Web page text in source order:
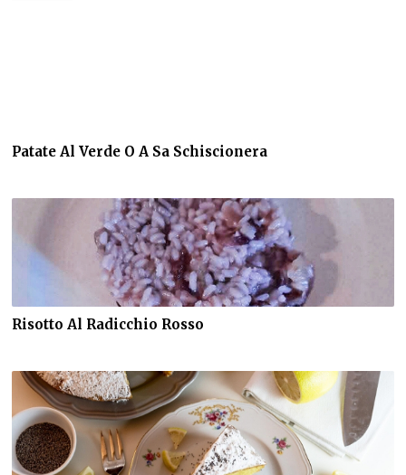
Patate Al Verde O A Sa Schiscionera
Risotto Al Radicchio Rosso